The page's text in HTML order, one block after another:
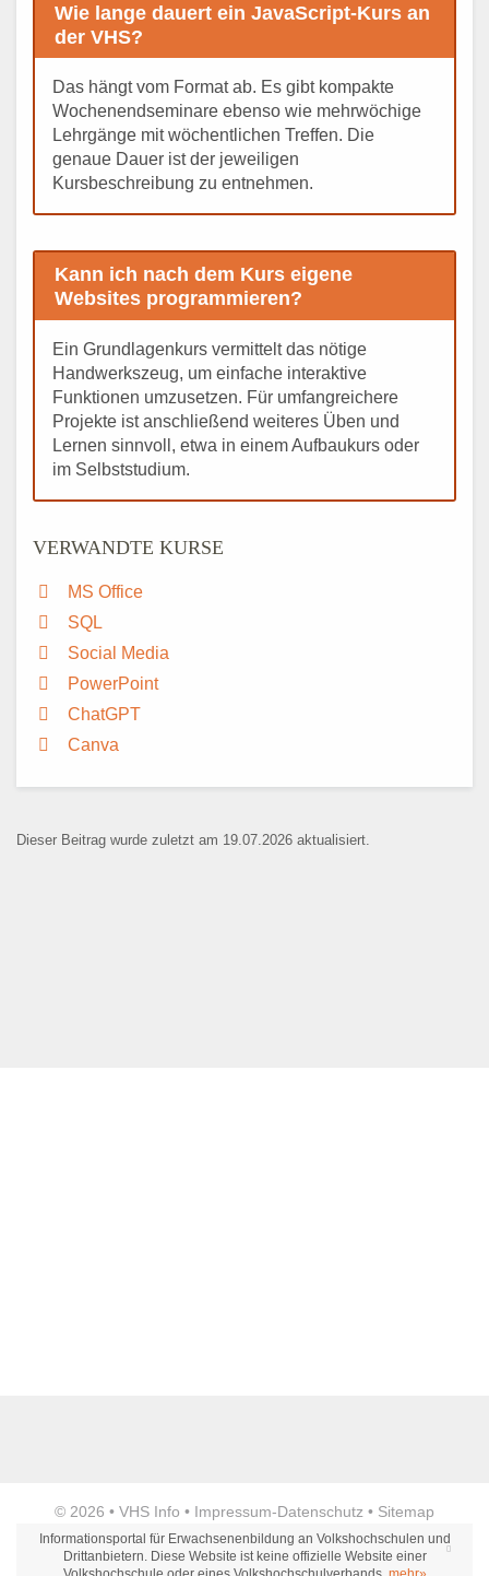
Wie lange dauert ein JavaScript-Kurs an
der VHS?
Das hängt vom Format ab. Es gibt kompakte
Wochenendseminare ebenso wie mehrwöchige
Lehrgänge mit wöchentlichen Treffen. Die
genaue Dauer ist der jeweiligen
Kursbeschreibung zu entnehmen.
Kann ich nach dem Kurs eigene
Websites programmieren?
Ein Grundlagenkurs vermittelt das nötige
Handwerkszeug, um einfache interaktive
Funktionen umzusetzen. Für umfangreichere
Projekte ist anschließend weiteres Üben und
Lernen sinnvoll, etwa in einem Aufbaukurs oder
im Selbststudium.
VERWANDTE KURSE
MS Office
SQL
Social Media
PowerPoint
ChatGPT
Canva
Dieser Beitrag wurde zuletzt am 19.07.2026 aktualisiert.
© 2026 • VHS Info • Impressum-Datenschutz • Sitemap
Informationsportal für Erwachsenenbildung an Volkshochschulen und
Drittanbietern. Diese Website ist keine offizielle Website einer